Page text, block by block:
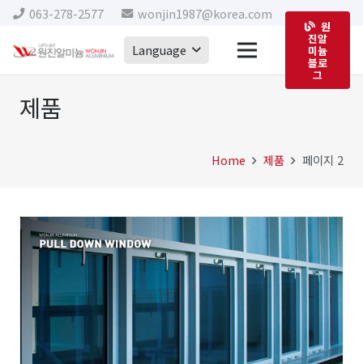
063-278-2577 wonjin1987@korea.com
Language
원
진알
미늄
블로
그
제품
Home 제품 페이지 2